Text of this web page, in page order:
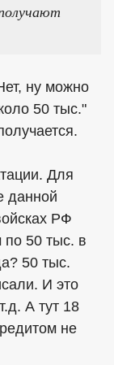
ну можно
50 тыс."
Для
данной
РФ
по 50 тыс. в
50 тыс.
И это
А тут 18
не